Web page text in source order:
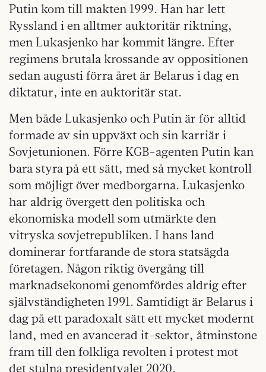
Putin kom till makten 1999. Han har lett
Ryssland i en alltmer auktoritär riktning,
men Lukasjenko har kommit längre. Efter
regimens brutala krossande av oppositionen
sedan augusti förra året är Belarus i dag en
diktatur, inte en auktoritär stat.
Men både Lukasjenko och Putin är för alltid
formade av sin uppväxt och sin karriär i
Sovjetunionen. Förre KGB-agenten Putin kan
bara styra på ett sätt, med så mycket kontroll
som möjligt över medborgarna. Lukasjenko
har aldrig övergett den politiska och
ekonomiska modell som utmärkte den
vitryska sovjetrepubliken. I hans land
dominerar fortfarande de stora statsägda
företagen. Någon riktig övergång till
marknadsekonomi genomfördes aldrig efter
självständigheten 1991. Samtidigt är Belarus i
dag på ett paradoxalt sätt ett mycket modernt
land, med en avancerad it-sektor, åtminstone
fram till den folkliga revolten i protest mot
det stulna presidentvalet 2020.